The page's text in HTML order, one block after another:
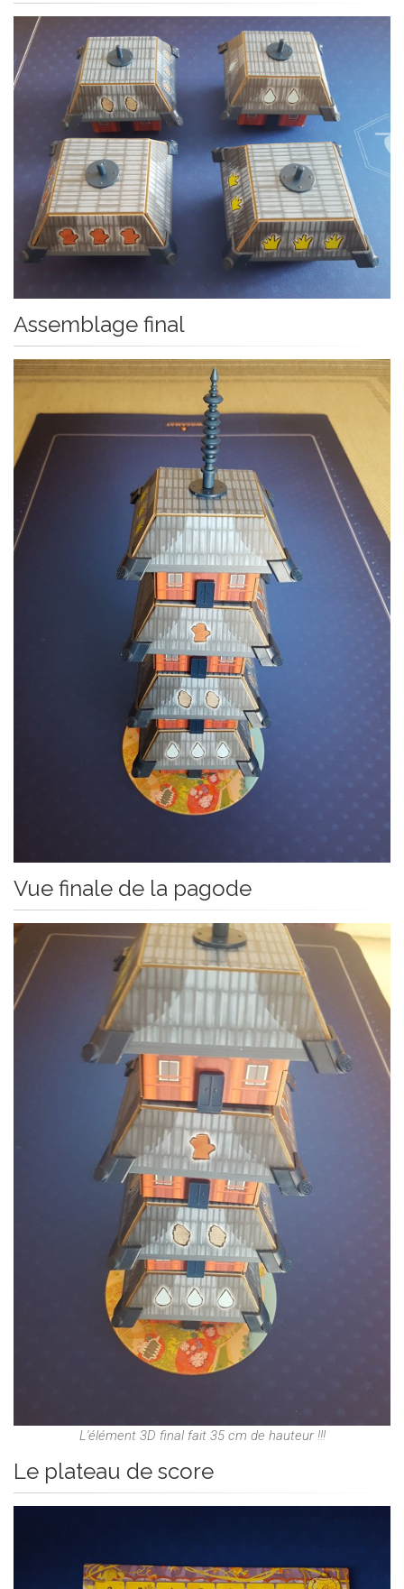
Assemblage final
Vue finale de la pagode
L'élément 3D final fait 35 cm de hauteur !!!
Le plateau de score